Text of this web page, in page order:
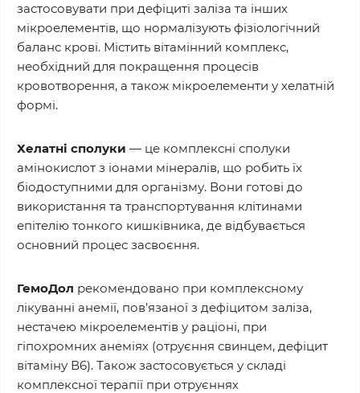
застосовувати при дефіциті заліза та інших
мікроелементів, що нормалізують фізіологічний
баланс крові. Містить вітамінний комплекс,
необхідний для покращення процесів
кровотворення, а також мікроелементи у хелатній
формі.
Хелатні сполуки — це комплексні сполуки
амінокислот з іонами мінералів, що робить їх
біодоступними для організму. Вони готові до
використання та транспортування клітинами
епітелію тонкого кишківника, де відбувається
основний процес засвоєння.
ГемоДол рекомендовано при комплексному
лікуванні анемії, пов’язаної з дефіцитом заліза,
нестачею мікроелементів у раціоні, при
гіпохромних анеміях (отруєння свинцем, дефіцит
вітаміну В6). Також застосовується у складі
комплексної терапії при отруєннях